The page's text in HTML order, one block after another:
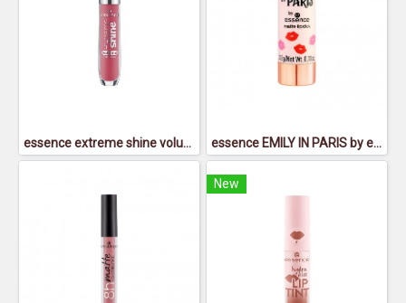
essence extreme shine volume lipgloss 18 - เอสเซนส์ เอ็กซ์ตรีม ชายน์ วอลุ่ม ลิปกลอส 18 essence EMILY IN PARIS by essence matte lipstick 01 - เอสเซนส์เอมิลี่อินปารีสบายเอสเซนส์แมตต์ลิปสติก01
New